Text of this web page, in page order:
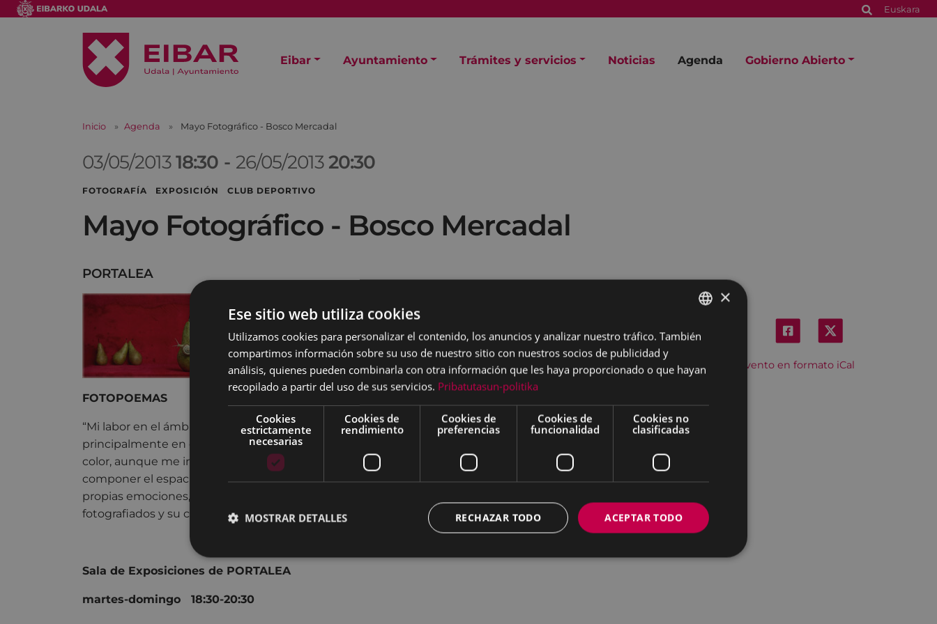
Euskara
Eibar Ayuntamiento Trámites y servicios Noticias Agenda Gobierno Abierto
Inicio Agenda Mayo Fotográfico - Bosco Mercadal
03/05/201318:30 - 26/05/201320:30
FOTOGRAFÍA EXPOSICIÓN CLUB DEPORTIVO
Mayo Fotográfico - Bosco Mercadal
PORTALEA
Descargar el evento en formato iCal
FOTOPOEMAS
“Mi labor en el ámbito de la fotografía se ha centrado
principalmente en el bodegón, tanto en blanco y negro como en
color, aunque me interesan también otras técnicas. Me gusta
componer el espacio y colocar las figuras u objetos según mis
propias emociones, intentando trasmitir con los objetos
fotografiados y su composición, una sensación pictórica”.
Sala de Exposiciones de PORTALEA
martes-domingo 18:30-20:30
BASQUE
×
Ese sitio web utiliza cookies
Utilizamos cookies para personalizar el contenido, los anuncios y analizar nuestro tráfico. También
compartimos información sobre su uso de nuestro sitio con nuestros socios de publicidad y
análisis, quienes pueden combinarla con otra información que les haya proporcionado o que hayan
recopilado a partir del uso de sus servicios. Pribatutasun-politika
Cookies
estrictamente
necesarias
Cookies de
rendimiento
Cookies de
preferencias
Cookies de
funcionalidad
Cookies no
clasificadas
ACEPTAR TODO
RECHAZAR TODO
MOSTRAR DETALLES